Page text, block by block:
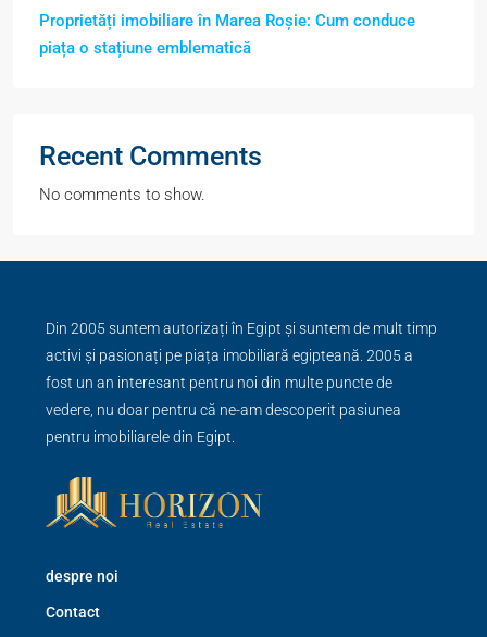
Proprietăți imobiliare în Marea Roșie: Cum conduce
piața o stațiune emblematică
Recent Comments
No comments to show.
Din 2005 suntem autorizați în Egipt și suntem de mult timp
activi și pasionați pe piața imobiliară egipteană. 2005 a
fost un an interesant pentru noi din multe puncte de
vedere, nu doar pentru că ne-am descoperit pasiunea
pentru imobiliarele din Egipt.
despre noi
Contact